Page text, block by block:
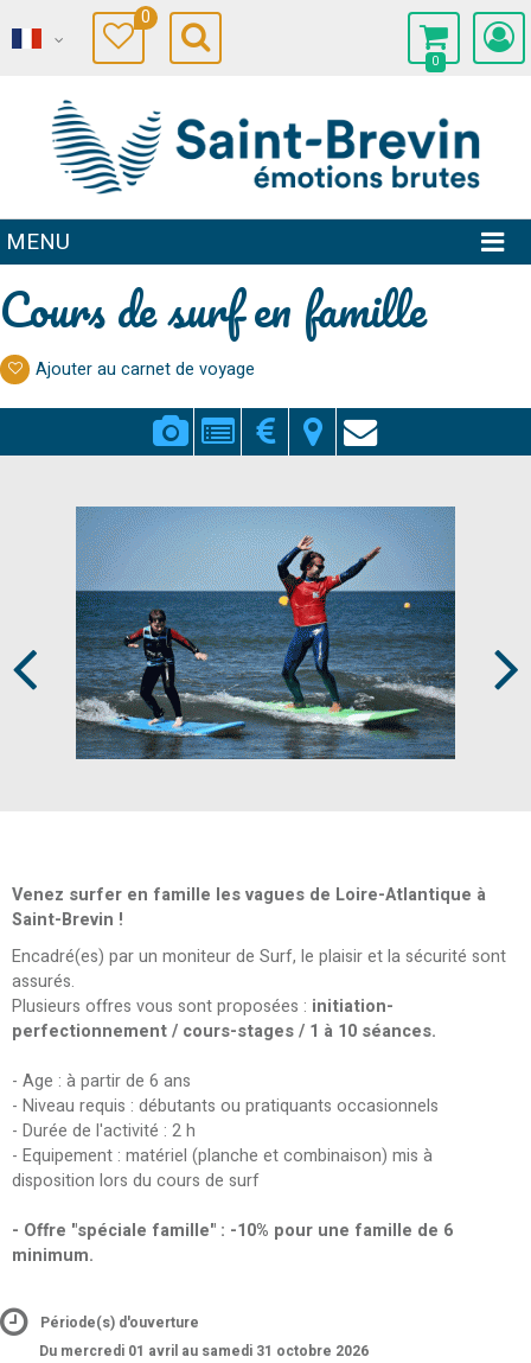
0
0
MENU
Cours de surf en famille
Ajouter au carnet de voyage
Venez surfer en famille les vagues de Loire-Atlantique à
Saint-Brevin !
Encadré(es) par un moniteur de Surf, le plaisir et la sécurité sont
assurés.
Plusieurs offres vous sont proposées : initiation-
perfectionnement / cours-stages / 1 à 10 séances.
- Age : à partir de 6 ans
- Niveau requis : débutants ou pratiquants occasionnels
- Durée de l'activité : 2 h
- Equipement : matériel (planche et combinaison) mis à
disposition lors du cours de surf
- Offre "spéciale famille" : -10% pour une famille de 6
minimum.
Période(s) d'ouverture
Du mercredi 01 avril au samedi 31 octobre 2026